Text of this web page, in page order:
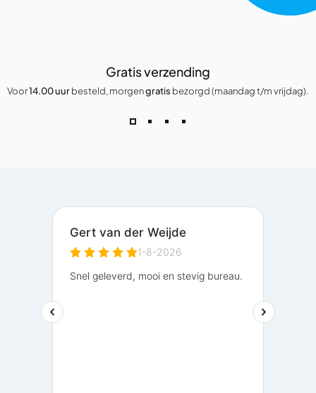
Gratis verzending
Voor14.00 uurbesteld, morgengratis bezorgd (maandag t/m vrijdag).